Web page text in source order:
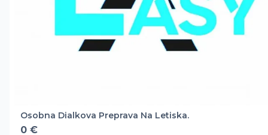
Osobna Dialkova Preprava Na Letiska.
0 €